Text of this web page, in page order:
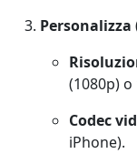
(1080p) o
Codec
iPhone).